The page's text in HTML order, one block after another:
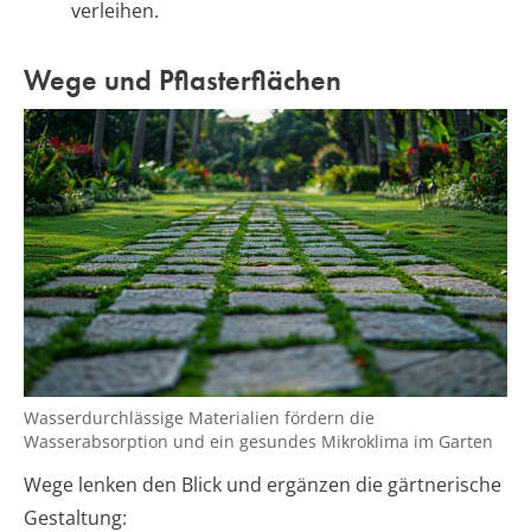
verleihen.
Wege und Pflasterflächen
Wasserdurchlässige Materialien fördern die
Wasserabsorption und ein gesundes Mikroklima im Garten
Wege lenken den Blick und ergänzen die gärtnerische
Gestaltung: